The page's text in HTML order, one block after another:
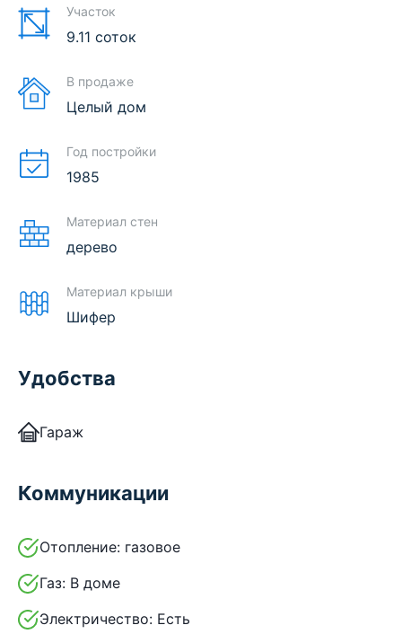
Участок
9.11 соток
В продаже
Целый дом
Год постройки
1985
Материал стен
дерево
Материал крыши
Шифер
Удобства
Гараж
Коммуникации
Отопление: газовое
Газ: В доме
Электричество: Есть